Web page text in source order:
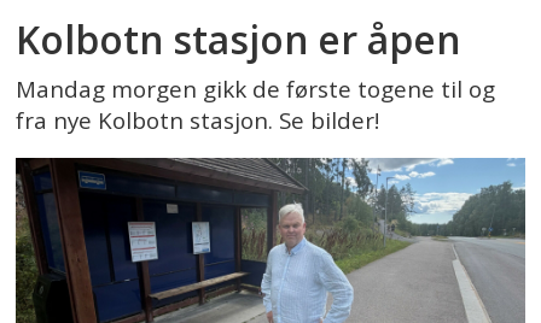
Kolbotn stasjon er åpen
Mandag morgen gikk de første togene til og
fra nye Kolbotn stasjon. Se bilder!